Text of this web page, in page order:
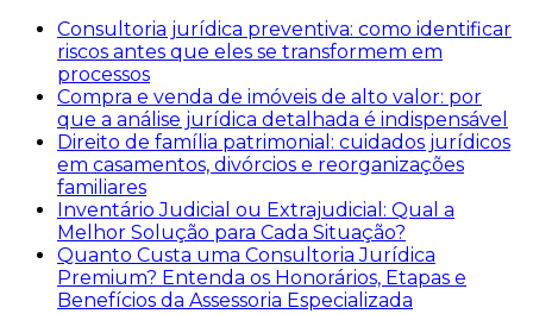
Consultoria jurídica preventiva: como identificar
riscos antes que eles se transformem em
processos
Compra e venda de imóveis de alto valor: por
que a análise jurídica detalhada é indispensável
Direito de família patrimonial: cuidados jurídicos
em casamentos, divórcios e reorganizações
familiares
Inventário Judicial ou Extrajudicial: Qual a
Melhor Solução para Cada Situação?
Quanto Custa uma Consultoria Jurídica
Premium? Entenda os Honorários, Etapas e
Benefícios da Assessoria Especializada